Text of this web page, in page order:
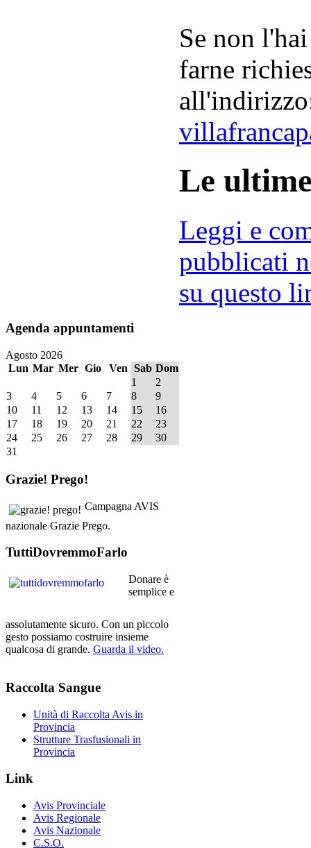
Se non
farne
Le
Leggi e
pubblicati
su questo
Agenda appuntamenti
Agosto 2026
Lun Mar Mer Gio Ven Sab Dom
1
2
3
4 5 6 7 8
9
10
11 12 13 14 15
16
17
18 19 20 21 22
23
24
25 26 27 28 29
30
31
Grazie! Prego!
Campagna AVIS
nazionale Grazie Prego.
TuttiDovremmoFarlo
Donare è
semplice e
assolutamente sicuro. Con un piccolo
gesto possiamo costruire insieme
qualcosa di grande. Guarda il video.
Raccolta Sangue
Unità di Raccolta Avis in
Provincia
Strutture Trasfusionali in
Provincia
Link
Avis Provinciale
Avis Regionale
Avis Nazionale
C.S.O.